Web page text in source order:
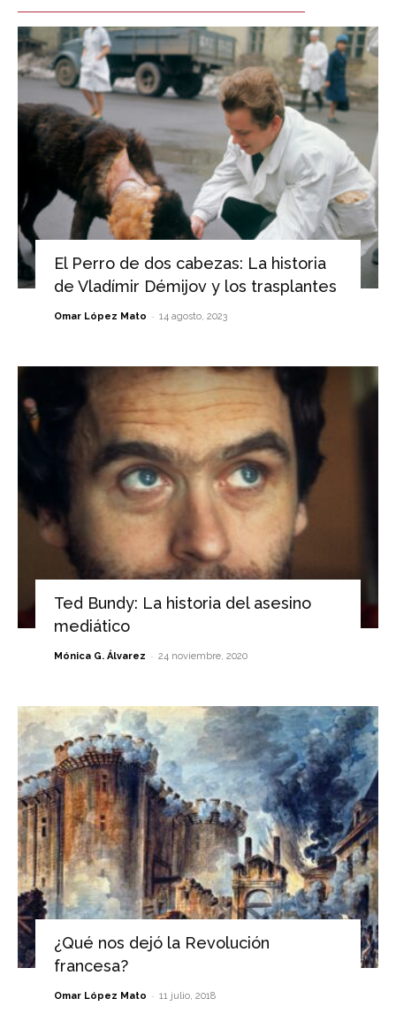
El Perro de dos cabezas: La historia
de Vladímir Démijov y los trasplantes
Omar López Mato - 14 agosto, 2023
Ted Bundy: La historia del asesino
mediático
Mónica G. Álvarez - 24 noviembre, 2020
¿Qué nos dejó la Revolución
francesa?
Omar López Mato - 11 julio, 2018